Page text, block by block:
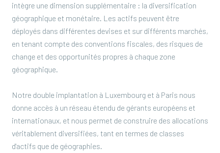
intègre une dimension supplémentaire : la diversification
géographique et monétaire. Les actifs peuvent être
déployés dans différentes devises et sur différents marchés,
en tenant compte des conventions fiscales, des risques de
change et des opportunités propres à chaque zone
géographique.
Notre double implantation à Luxembourg et à Paris nous
donne accès à un réseau étendu de gérants européens et
internationaux, et nous permet de construire des allocations
véritablement diversifiées, tant en termes de classes
d'actifs que de géographies.